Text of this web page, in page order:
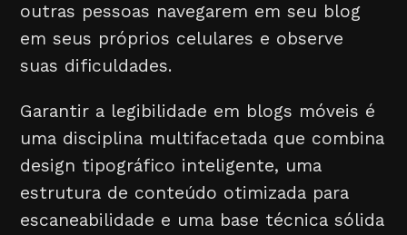
outras pessoas navegarem em seu blog
em seus próprios celulares e observe
suas dificuldades.
Garantir a legibilidade em blogs móveis é
uma disciplina multifacetada que combina
design tipográfico inteligente, uma
estrutura de conteúdo otimizada para
escaneabilidade e uma base técnica sólida